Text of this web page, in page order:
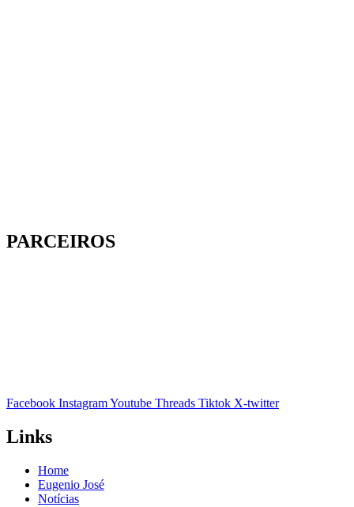
PARCEIROS
Facebook InstagramYoutube Threads Tiktok X-twitter
Links
Home
Eugenio José
Notícias